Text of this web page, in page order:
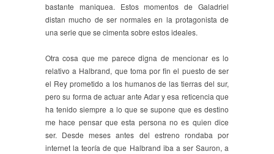
bastante maniquea. Estos momentos de Galadriel
distan mucho de ser normales en la protagonista de
una serie que se cimenta sobre estos ideales.
Otra cosa que me parece digna de mencionar es lo
relativo a Halbrand, que toma por fin el puesto de ser
el Rey prometido a los humanos de las tierras del sur,
pero su forma de actuar ante Adar y esa reticencia que
ha tenido siempre a lo que se supone que es destino
me hace pensar que esta persona no es quien dice
ser. Desde meses antes del estreno rondaba por
internet la teoría de que Halbrand iba a ser Sauron, a